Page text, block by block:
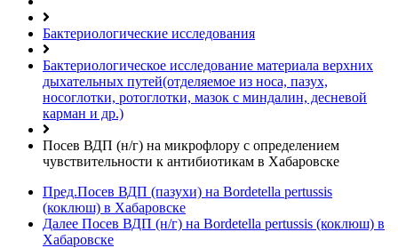
Бактериологические исследования
Бактериологическое исследование материала верхних
дыхательных путей(отделяемое из носа, пазух,
носоглотки, ротоглотки, мазок с миндалин, десневой
карман и др.)
Посев ВДП (н/г) на микрофлору с определением
чувcтвительности к антибиотикам в Хабаровске
Пред.Посев ВДП (пазухи) на Bordetella pertussis
(коклюш) в Хабаровске
Далее Посев ВДП (н/г) на Bordetella pertussis (коклюш) в
Хабаровске